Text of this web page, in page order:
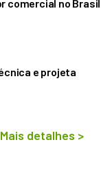
comercial no Brasil
e projeta
Mais detalhes >